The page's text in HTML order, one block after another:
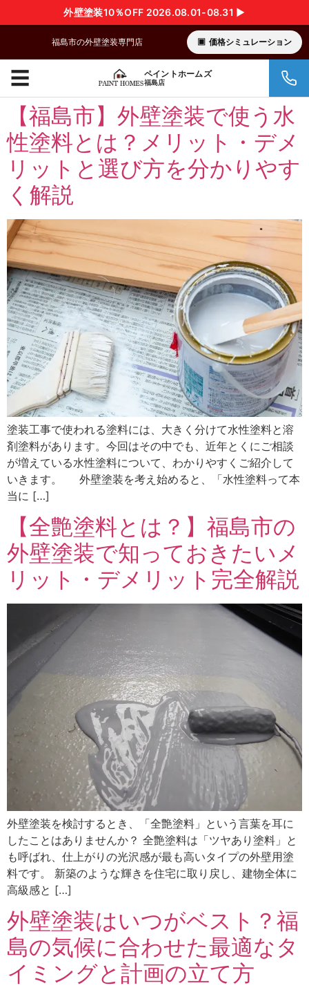
外壁塗装10％OFF 2026.08.01-08.31 ▶︎
福島市の外壁塗装専門店 価格シミュレーション
ペイントホームズ
福島店
☰
テ
ン
キ
ッ
プ
【福島市】外壁塗装で使う水
性塗料とは？メリット・デメ
リットと選び方を分かりやす
く解説
塗装工事で使われる塗料には、大きく分けて水性塗料と溶
剤塗料があります。今回はその中でも、近年とくにご相談
が増えている水性塗料について、わかりやすくご紹介して
いきます。 外壁塗装を考え始めると、「水性塗料って本
当に […]
【全艶塗料とは？】福島市の
外壁塗装で知っておきたいメ
リット・デメリット完全解説
外壁塗装を検討するとき、「全艶塗料」という言葉を耳に
したことはありませんか？ 全艶塗料は「ツヤあり塗料」と
も呼ばれ、仕上がりの光沢感が最も高いタイプの外壁用塗
料です。 新築のような輝きを住宅に取り戻し、建物全体に
高級感と […]
外壁塗装はいつがベスト？福
島の気候に合わせた最適なタ
イミングと計画の立て方